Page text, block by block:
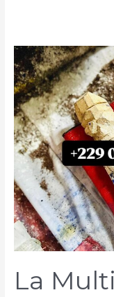
La